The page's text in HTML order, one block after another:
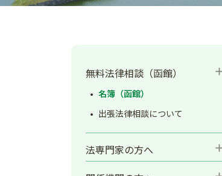
無料法律相談（函館）
名簿（函館）
出張法律相談について
法専門家の方へ